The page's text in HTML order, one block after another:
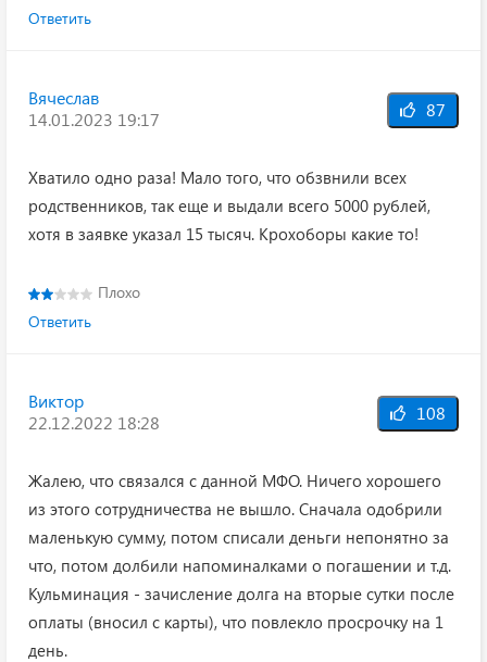
Ответить
Вячеслав
14.01.2023 19:17
87
Хватило одно раза! Мало того, что обзвнили всех
родственников, так еще и выдали всего 5000 рублей,
хотя в заявке указал 15 тысяч. Крохоборы какие то!
Плохо
Ответить
Виктор
22.12.2022 18:28
108
Жалею, что связался с данной МФО. Ничего хорошего
из этого сотрудничества не вышло. Сначала одобрили
маленькую сумму, потом списали деньги непонятно за
что, потом долбили напоминалками о погашении и т.д.
Кульминация - зачисление долга на вторые сутки после
оплаты (вносил с карты), что повлекло просрочку на 1
день.